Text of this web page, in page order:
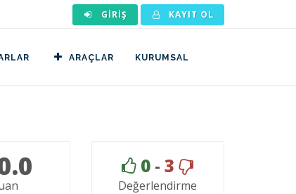
GIRIŞ KAYIT OL
ARAÇLAR KURUMSAL
0 - 3
Değerlendirme